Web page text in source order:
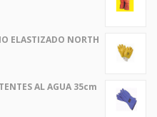
ELASTIZADO NORTH
AL AGUA 35cm